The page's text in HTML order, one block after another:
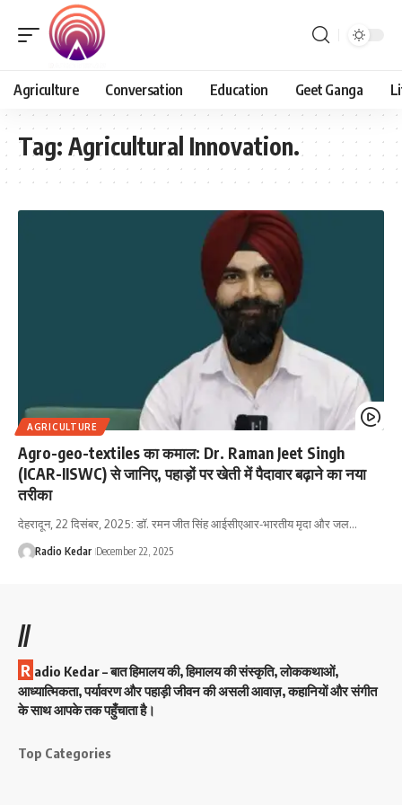
Agriculture Conversation Education Geet Ganga
Tag: Agricultural Innovation.
AGRICULTURE
Agro-geo-textiles का कमाल: Dr. Raman Jeet Singh
(ICAR-IISWC) से जानिए, पहाड़ों पर खेती में पैदावार बढ़ाने का नया
तरीका
देहरादून, 22 दिसंबर, 2025: डॉ. रमन जीत सिंह आईसीएआर-भारतीय मृदा और जल…
Radio Kedar December 22, 2025
//
R adio Kedar – बात हिमालय की, हिमालय की संस्कृति, लोककथाओं,
आध्यात्मिकता, पर्यावरण और पहाड़ी जीवन की असली आवाज़, कहानियों और संगीत
के साथ आपके तक पहुँचाता है।
Top Categories